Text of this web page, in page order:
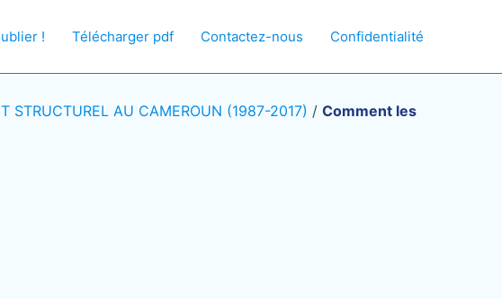
! Télécharger pdf Contactez-nous Confidentialité
STRUCTUREL AU CAMEROUN (1987-2017) / Comment les